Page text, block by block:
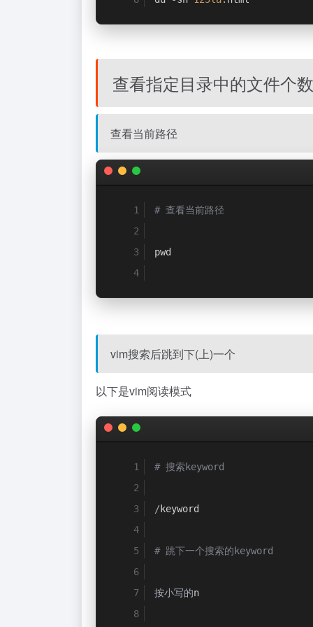
查看指定目录中的文件个数
查看当前路径
# 查看当前路径
pwd
vim搜索后跳到下(上)一个
以下是vim阅读模式
# 搜索keyword
/keyword
# 跳下一个搜索的keyword
按小写的n